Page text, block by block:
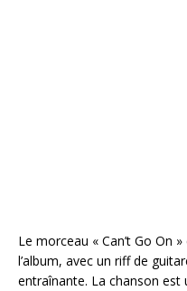
Le morceau « Can’t Go On
l’album, avec un riff de
entraînante. La chanson est